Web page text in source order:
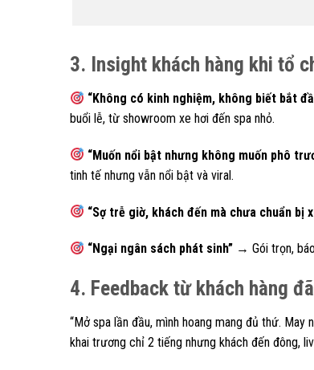
3. Insight khách hàng khi tổ
“Không có kinh nghiệm, không biết bắt
buổi lễ, từ showroom xe hơi đến spa nhỏ.
“Muốn nổi bật nhưng không muốn phô
tinh tế nhưng vẫn nổi bật và viral.
“Sợ trễ giờ, khách đến mà chưa chuẩn bị
“Ngại ngân sách phát sinh” → Gói trọn,
4. Feedback từ khách hàng
“Mở spa lần đầu, mình hoang mang đủ thứ.
khai trương chỉ 2 tiếng nhưng khách đến đông,